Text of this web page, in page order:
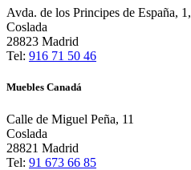
Avda. de los Principes de España, 1,
Coslada
28823 Madrid
Tel: 916 71 50 46
Muebles Canadá
Calle de Miguel Peña, 11
Coslada
28821 Madrid
Tel: 91 673 66 85